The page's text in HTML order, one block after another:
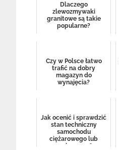
Dlaczego
zlewozmywaki
granitowe są takie
popularne?
Czy w Polsce łatwo
trafić na dobry
magazyn do
wynajęcia?
Jak ocenić i sprawdzić
stan techniczny
samochodu
ciężarowego lub
osobowego?